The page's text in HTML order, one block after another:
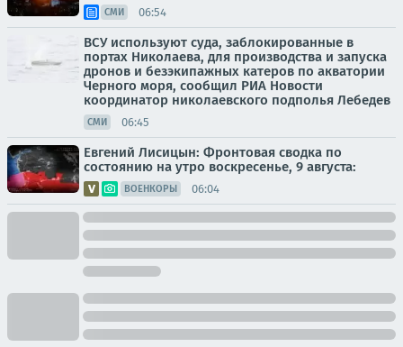
СМИ 06:54
ВСУ используют суда, заблокированные в
портах Николаева, для производства и запуска
дронов и безэкипажных катеров по акватории
Черного моря, сообщил РИА Новости
координатор николаевского подполья Лебедев
СМИ 06:45
Евгений Лисицын: Фронтовая сводка по
состоянию на утро воскресенье, 9 августа:
ВОЕНКОРЫ 06:04